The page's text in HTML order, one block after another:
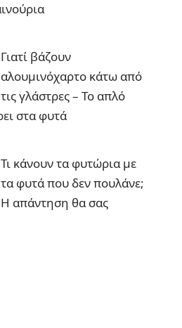
Γιατί βάζουν
αλουμινόχαρτο κάτω από
τις γλάστρες – Το απλό
στα φυτά
Τι κάνουν τα φυτώρια με
τα φυτά που δεν πουλάνε;
Η απάντηση θα σας